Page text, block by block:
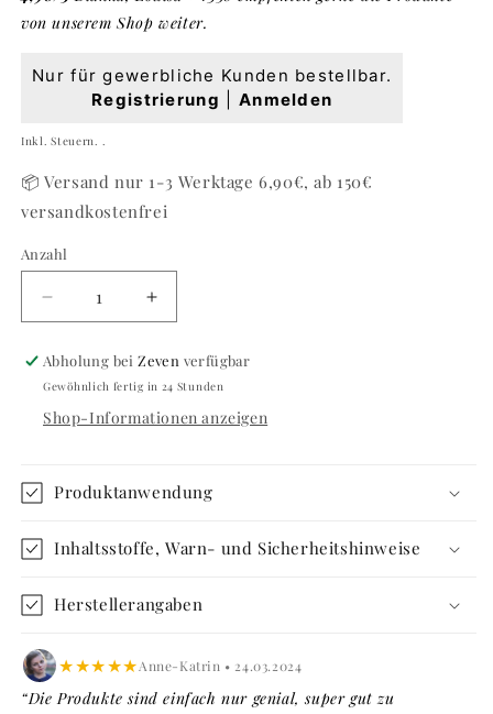
von unserem Shop weiter.
Normaler
Nur für gewerbliche Kunden bestellbar.
Registrierung
Anmelden
Inkl. Steuern. .
📦 Versand nur 1-3 Werktage 6,90€, ab 150€
versandkostenfrei
Anzahl
Anzahl
Verringere
die
Menge
Gel
Light
15ml
Erhöhe
die
Menge
Jelly
Gel
Light
15ml
Abholung beiZeven verfügbar
Gewöhnlich fertig in 24 Stunden
Shop-Informationen anzeigen
Produktanwendung
Inhaltsstoffe, Warn- und Sicherheitshinweise
Herstellerangaben
★★★★★Anne-Katrin • 24.03.2024
“Die Produkte sind einfach nur genial, super gut zu